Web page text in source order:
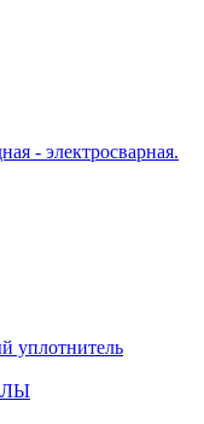
- электросварная.
уплотнитель